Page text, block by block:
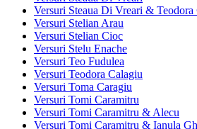
Versuri Steaua Di Vreari & Teodora
Versuri Stelian Arau
Versuri Stelian Cioc
Versuri Stelu Enache
Versuri Teo Fudulea
Versuri Teodora Calagiu
Versuri Toma Caragiu
Versuri Tomi Caramitru
Versuri Tomi Caramitru & Alecu
Versuri Tomi Caramitru & Ianula